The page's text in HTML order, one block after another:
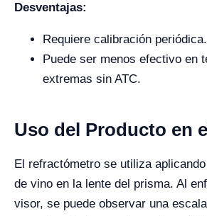
Desventajas:
Requiere calibración periódica.
Puede ser menos efectivo en
extremas sin ATC.
Uso del Producto en
El refractómetro se utiliza
de vino en la lente del prisma. Al
visor, se puede observar una